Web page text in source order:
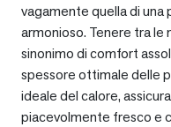
vagamente quella di una
armonioso. Tenere tra le
sinonimo di comfort
spessore ottimale delle
ideale del calore,
piacevolmente fresco e